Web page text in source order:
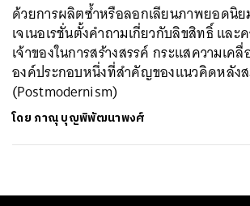
ด้วยการผลิตซ้ำหรือลอกเลียนภาพยอดนิย
เจเนอเรชั่นตั้งคำถามเกี่ยวกับลิขสิทธิ์ และค
เจ้าของในการสร้างสรรค์ กระแสความเค
องค์ประกอบหนึ่งที่สำคัญของแนวคิดหลัง
(Postmodernism)
โดย ภาณุ บุญพิพัฒนาพงศ์